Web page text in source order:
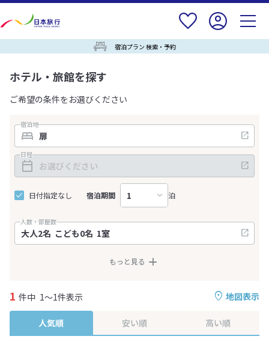
宿泊プラン 検索・予約
ホテル・旅館を探す
ご希望の条件をお選びください
宿泊地
日程
日付指定なし 宿泊期間 泊
人数・部屋数
もっと見る
地図表示
1 件中 1～1件表示
人気順 安い順 高い順